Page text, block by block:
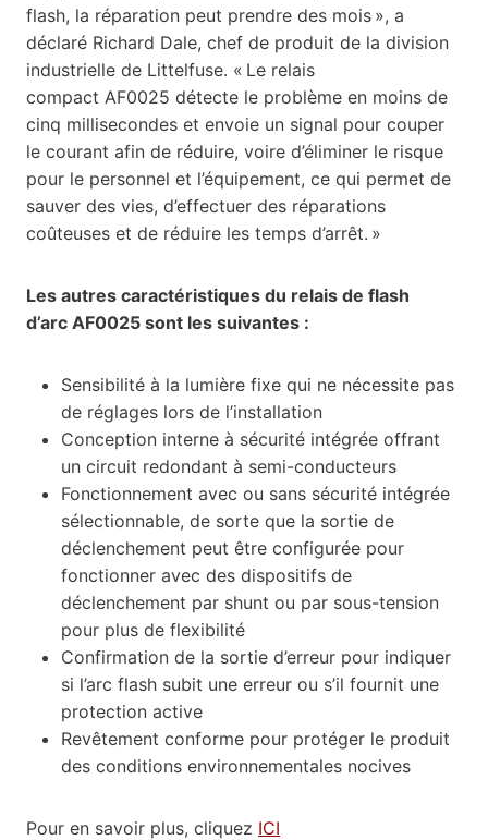
flash, la réparation peut prendre des mois », a
déclaré Richard Dale, chef de produit de la division
industrielle de Littelfuse. « Le relais
compact AF0025 détecte le problème en moins de
cinq millisecondes et envoie un signal pour couper
le courant afin de réduire, voire d’éliminer le risque
pour le personnel et l’équipement, ce qui permet de
sauver des vies, d’effectuer des réparations
coûteuses et de réduire les temps d’arrêt. »
Les autres caractéristiques du relais de flash
d’arc AF0025 sont les suivantes :
Sensibilité à la lumière fixe qui ne nécessite pas
de réglages lors de l’installation
Conception interne à sécurité intégrée offrant
un circuit redondant à semi-conducteurs
Fonctionnement avec ou sans sécurité intégrée
sélectionnable, de sorte que la sortie de
déclenchement peut être configurée pour
fonctionner avec des dispositifs de
déclenchement par shunt ou par sous-tension
pour plus de flexibilité
Confirmation de la sortie d’erreur pour indiquer
si l’arc flash subit une erreur ou s’il fournit une
protection active
Revêtement conforme pour protéger le produit
des conditions environnementales nocives
Pour en savoir plus, cliquez ICI